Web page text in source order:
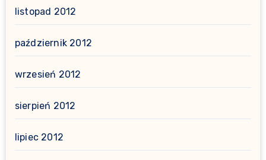
listopad 2012
październik 2012
wrzesień 2012
sierpień 2012
lipiec 2012